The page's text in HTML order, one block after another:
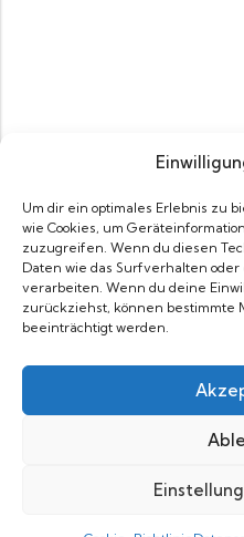
Um dir ein optimales Erlebnis zu
wie Cookies, um
zuzugreifen. Wenn du diesen
Daten wie das Surfverhalten
verarbeiten. Wenn du deine
zurückziehst, können bestimmte
beeinträchtigt werden.